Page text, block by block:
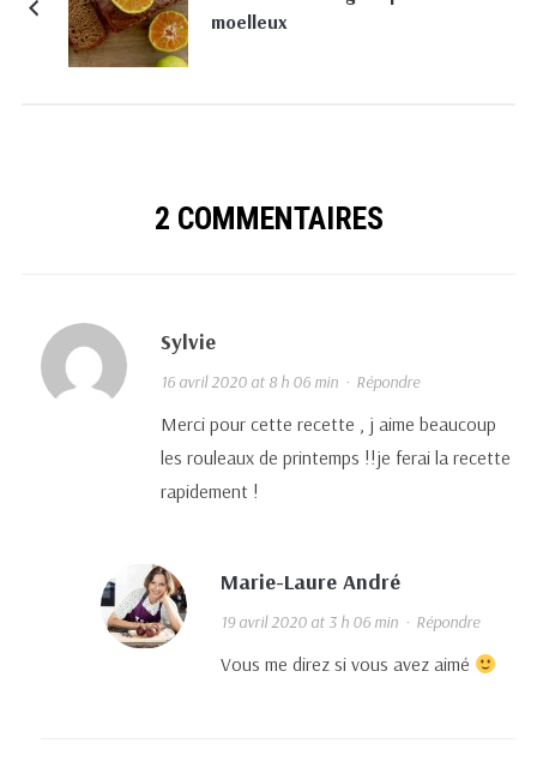
moelleux
2 COMMENTAIRES
Sylvie
16 avril 2020 at 8 h 06 min· Répondre
Merci pour cette recette , j aime beaucoup
les rouleaux de printemps !!je ferai la recette
rapidement !
Marie-Laure André
19 avril 2020 at 3 h 06 min· Répondre
Vous me direz si vous avez aimé